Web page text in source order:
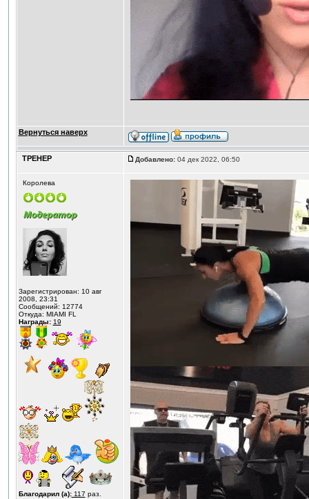
Вернуться наверх
ТРЕНЕР Добавлено:04 дек 2022, 06:50
Королева
Зарегистрирован: 10 авг
2008, 23:31
Сообщений: 12774
Откуда: MIAMI FL
Награды: 19
Благодарил (а):117 раз.